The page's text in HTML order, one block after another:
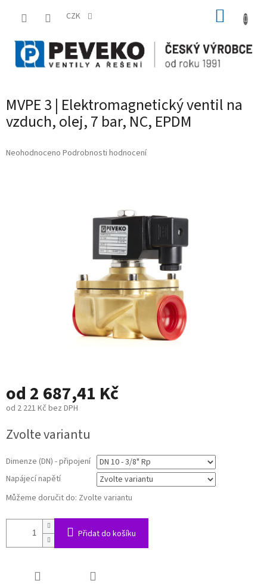
CZK
MVPE 3 | Elektromagnetický ventil na
vzduch, olej, 7 bar, NC, EPDM
Průměrné
Neohodnoceno Podrobnosti hodnocení
od 2 687,41 Kč
od 2 221 Kč bez DPH
cena:
Zvolte variantu
Dimenze (DN) - připojení
Napájecí napětí
Můžeme doručit do: Zvolte variantu
Přidat do košíku